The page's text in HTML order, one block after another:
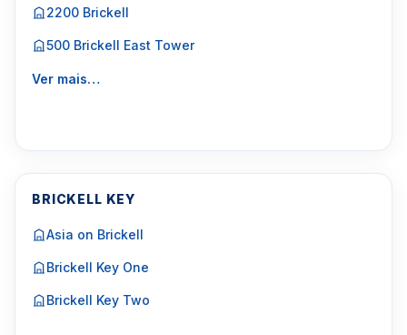
2200 Brickell
500 Brickell East Tower
Ver mais…
BRICKELL KEY
Asia on Brickell
Brickell Key One
Brickell Key Two